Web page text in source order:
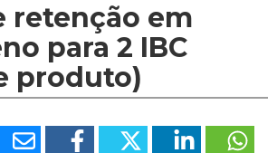
retenção em
para 2 IBC
produto)